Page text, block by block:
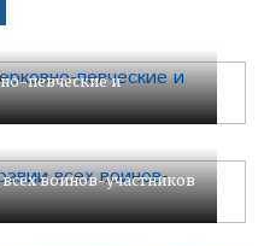
певческие и
воинов-участников